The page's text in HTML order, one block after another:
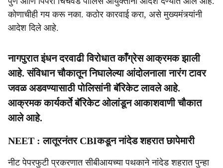
कोणाचीही गय करू नका. कठोर कारवाई करा, असे मुख्यमंत्र्यांनी
आदेश दिले आहे.
नागपुरात इंधन दरवाढी विरोधात काँग्रेस आक्रमक झाली
आहे. संविधान चौकातून निघालेल्या आंदोलनाला नारंग टावर
जवळ अडवण्यासाठी पोलिसांनी बॅरिकेट लावले आहे.
आक्रमक कार्यकर्ते बॅरिकेट ओलांडून आकाशवाणी चौकात
आले आहे.
NEET : लातूरनंतर CBIकडून नांदेड शहरात छापेमारी
नीट पेपरफुटी प्रकरणात सीबीआयच्या पथकाने नांदेड शहरात पुन्हा